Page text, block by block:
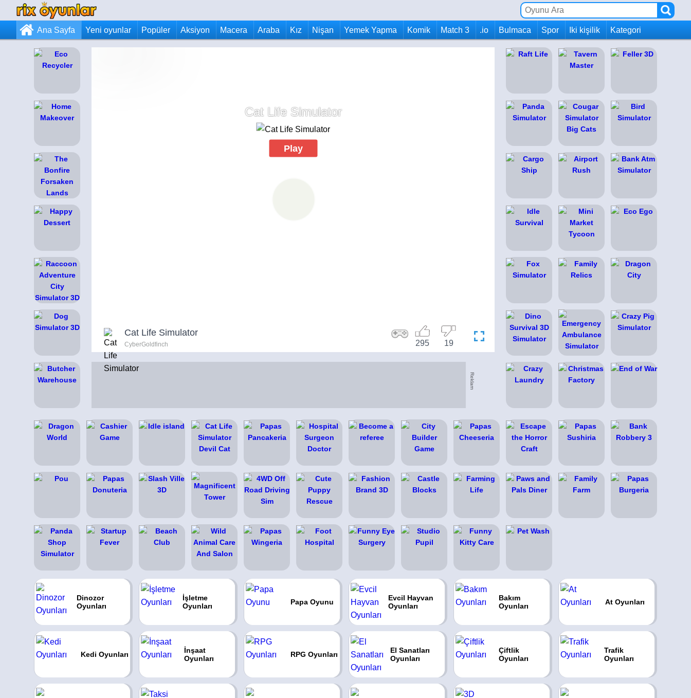
Ana Sayfa Yeni oyunlar Popüler Aksiyon Macera Araba Kız Nişan Yemek Yapma Komik Match 3 .io Bulmaca Spor Iki kişilik Kategori
Cat Life Simulator
Play
Cat Life Simulator
CyberGoldfinch 19
295
Reklam
Dinozor
Oyunları
İşletme
Oyunları
Papa Oyunu
Evcil Hayvan
Oyunları
Bakım
Oyunları
At Oyunları
Kedi Oyunları
İnşaat
Oyunları
RPG Oyunları
El Sanatları
Oyunları
Çiftlik
Oyunları
Trafik
Oyunları